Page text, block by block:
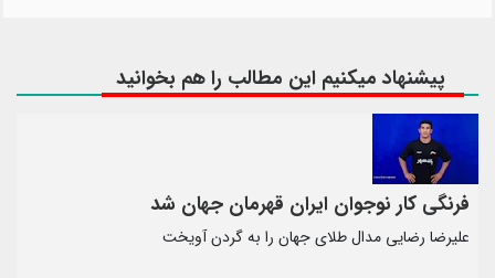
پیشنهاد میکنیم این مطالب را هم بخوانید
فرنگی کار نوجوان ایران قهرمان جهان شد
علیرضا رضایی مدال طلای جهان را به گردن آویخت